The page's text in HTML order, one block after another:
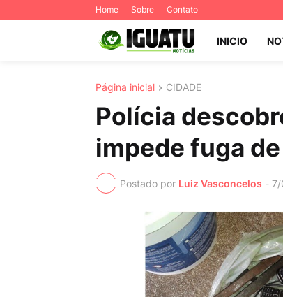
Home Sobre Contato
INICIO
Página inicial CIDADE
Polícia
impede fuga
Postado por Luiz Vasconcelos - 7/